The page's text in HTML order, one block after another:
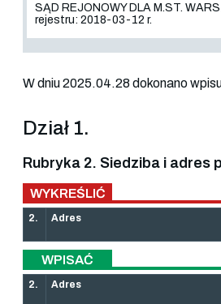
SĄD REJONOWY DLA M.ST.
rejestru: 2018-03-12 r.
W dniu 2025.04.28 dokonano
Dział 1.
Rubryka 2. Siedziba i adres
WYKREŚLIĆ
2. Adres
WPISAĆ
2. Adres